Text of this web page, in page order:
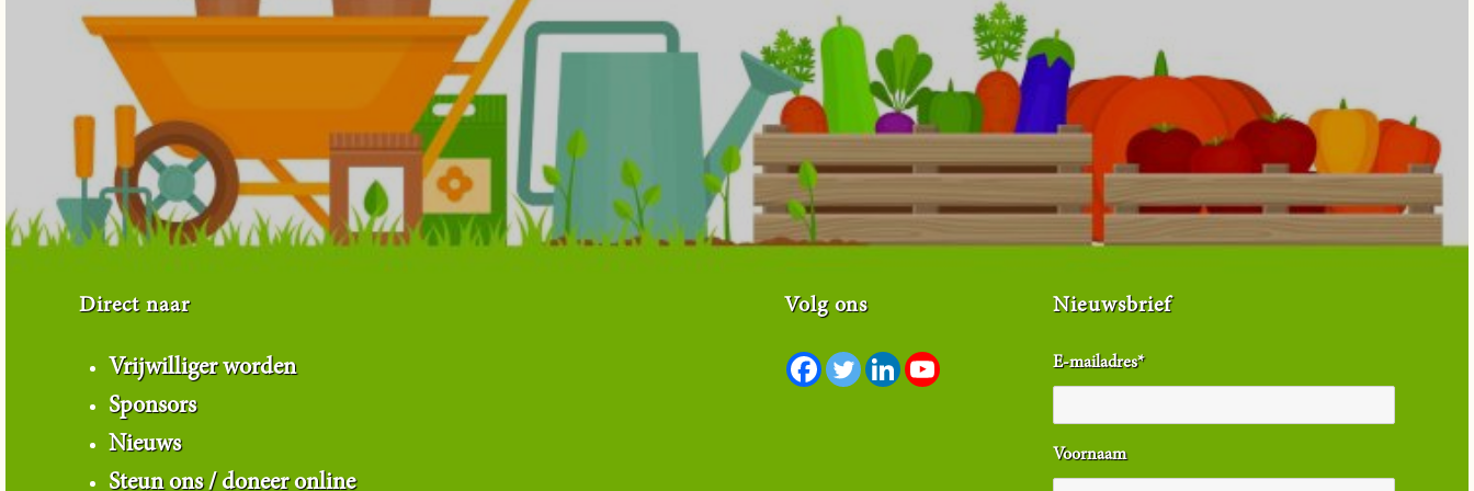
Direct naar
Vrijwilliger worden
Sponsors
Nieuws
Steun ons / doneer online
Volg ons Nieuwsbrief
E-mailadres*
Voornaam